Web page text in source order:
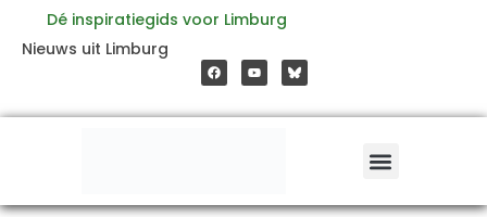
inhoud
Dé inspiratiegids voor Limburg
Nieuws uit Limburg
a
c
e
o
o
o
u
t
b
e